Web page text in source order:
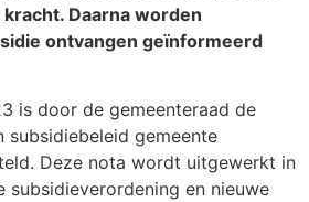
Daarna worden
ontvangen geïnformeerd
is door de gemeenteraad de
subsidiebeleid gemeente
Deze nota wordt uitgewerkt in
subsidieverordening en nieuwe